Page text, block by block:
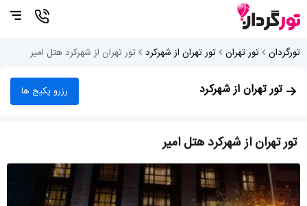
تورگردان تور تهران تور تهران از شهرکرد تور تهران از شهرکرد هتل امیر
تور تهران از شهرکرد رزرو پکیج ها
تور تهران از شهرکرد هتل امیر